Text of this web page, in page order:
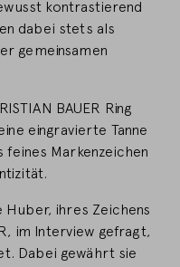
kontrastierend
dabei stets als
gemeinsamen
BAUER Ring
eingravierte Tanne
feines Markenzeichen
Huber, ihres Zeichens
im Interview gefragt,
Dabei gewährt sie